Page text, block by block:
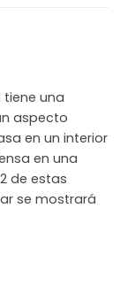
una
aspecto
en un interior
en una
de estas
se mostrará